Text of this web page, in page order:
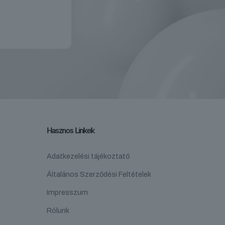
Hasznos Linkek
Adatkezelési tájékoztató
Általános Szerződési Feltételek
Impresszum
Rólunk